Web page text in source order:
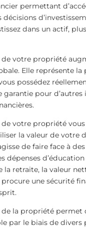
permettant
dans un actif,
de votre propriété
Elle représente
possédez
garantie pour d’autres
de votre propriété
la valeur de votre
de faire face à
dépenses
la retraite, la valeur
une sécurité
la propriété permet
par le biais de divers